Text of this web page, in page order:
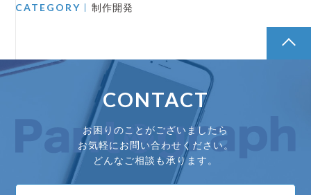
CATEGORY 制作開発
CONTACT
お困りのことがございましたら
お気軽にお問い合わせください。
どんなご相談も承ります。